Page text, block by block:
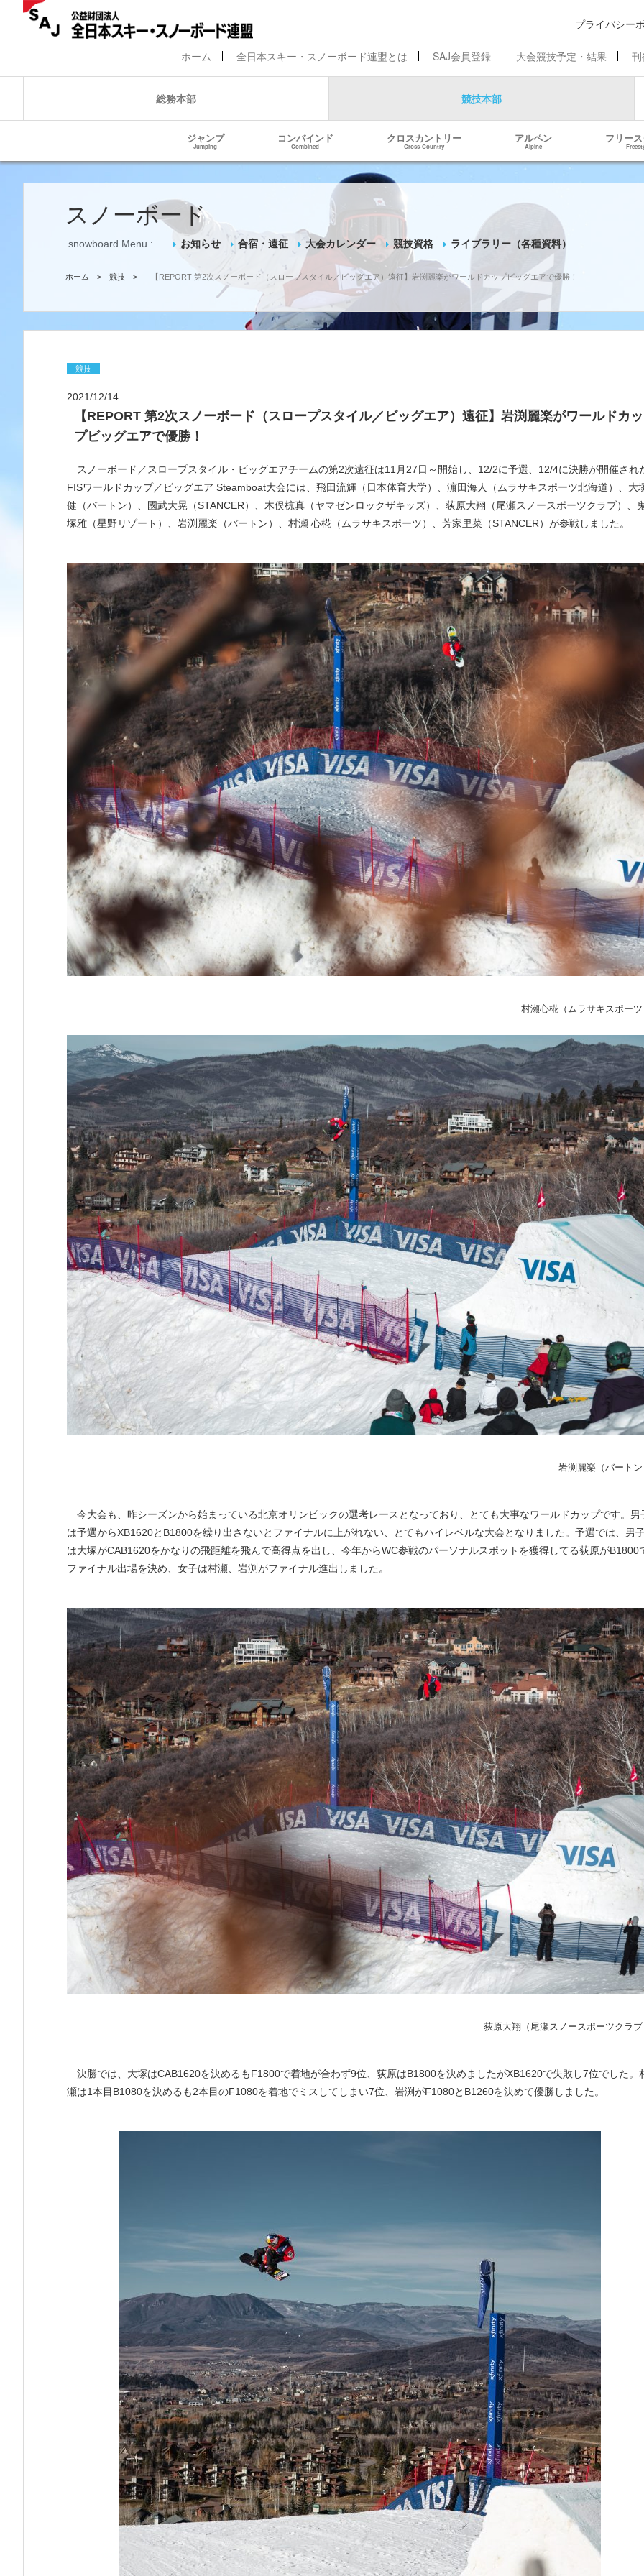
プライバシー
ホーム 全日本スキー・スノーボード連盟とは SAJ会員登録 大会競技予定・結果
総務本部 競技本部
ジャンプ
Jumping
コンバインド
Combined
クロスカントリー
Cross-Country
アルペン
Alpine
フリー
スノーボード
snowboard Menu : お知らせ 合宿・遠征 大会カレンダー 競技資格 ライブラリー（各種資料）
ホーム > 競技 > 【REPORT 第2次スノーボード（スロープスタイル／ビッグエア）遠征】岩渕麗楽がワールドカップビッグエアで優勝！
競技
2021/12/14
【REPORT 第2次スノーボード（スロープスタイル／ビッグエア）遠征】岩渕麗楽がワールドカッ
プビッグエアで優勝！
スノーボード／スロープスタイル・ビッグエアチームの第2次遠征は11月27日～開始し、12/2に予選、12/4に決勝が開催され
FISワールドカップ／ビッグエア Steamboat大会には、飛田流輝（日本体育大学）、濵田海人（ムラサキスポーツ北海道）、大
健（バートン）、國武大晃（STANCER）、木俣椋真（ヤマゼンロックザキッズ）、荻原大翔（尾瀬スノースポーツクラブ）、
塚雅（星野リゾート）、岩渕麗楽（バートン）、村瀬 心椛（ムラサキスポーツ）、芳家里菜（STANCER）が参戦しました。
村瀬心椛（ムラサキスポー
岩渕麗楽（バート
今大会も、昨シーズンから始まっている北京オリンピックの選考レースとなっており、とても大事なワールドカップです。男
は予選からXB1620とB1800を繰り出さないとファイナルに上がれない、とてもハイレベルな大会となりました。予選では、男
は大塚がCAB1620をかなりの飛距離を飛んで高得点を出し、今年からWC参戦のパーソナルスポットを獲得してる荻原がB1800
ファイナル出場を決め、女子は村瀬、岩渕がファイナル進出しました。
荻原大翔（尾瀬スノースポーツクラ
決勝では、大塚はCAB1620を決めるもF1800で着地が合わず9位、荻原はB1800を決めましたがXB1620で失敗し7位でした。
瀬は1本目B1080を決めるも2本目のF1080を着地でミスしてしまい7位、岩渕がF1080とB1260を決めて優勝しました。